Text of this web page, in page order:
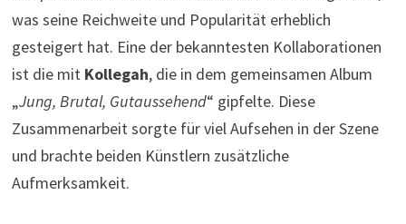
was seine Reichweite und Popularität erheblich
gesteigert hat. Eine der bekanntesten Kollaborationen
ist die mit Kollegah, die in dem gemeinsamen Album
„Jung, Brutal, Gutaussehend“ gipfelte. Diese
Zusammenarbeit sorgte für viel Aufsehen in der Szene
und brachte beiden Künstlern zusätzliche
Aufmerksamkeit.